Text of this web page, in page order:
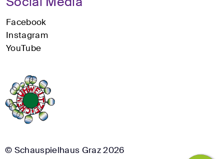
Facebook
Instagram
YouTube
© Schauspielhaus Graz 2026